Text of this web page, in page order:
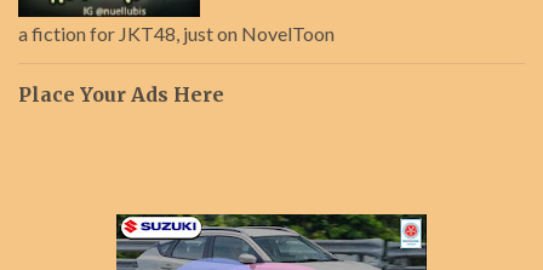
a fiction for JKT48, just on NovelToon
Place Your Ads Here